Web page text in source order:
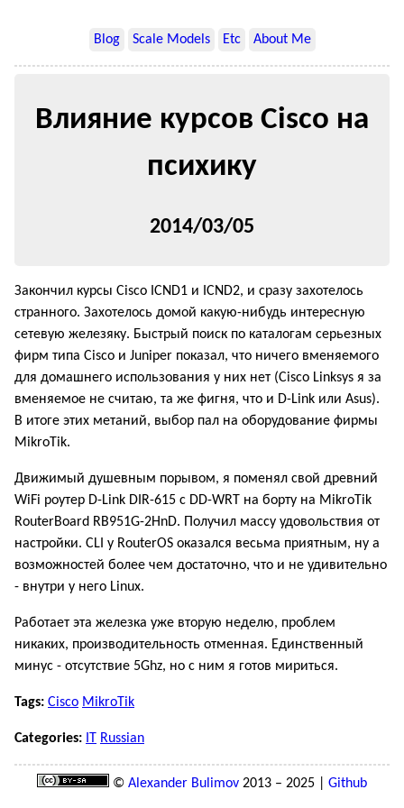
Blog Scale Models Etc About Me
Влияние курсов Cisco на
психику
2014/03/05
Закончил курсы Cisco ICND1 и ICND2, и сразу захотелось
странного. Захотелось домой какую-нибудь интересную
сетевую железяку. Быстрый поиск по каталогам серьезных
фирм типа Cisco и Juniper показал, что ничего вменяемого
для домашнего использования у них нет (Cisco Linksys я за
вменяемое не считаю, та же фигня, что и D-Link или Asus).
В итоге этих метаний, выбор пал на оборудование фирмы
MikroTik.
Движимый душевным порывом, я поменял свой древний
WiFi роутер D-Link DIR-615 c DD-WRT на борту на MikroTik
RouterBoard RB951G-2HnD. Получил массу удовольствия от
настройки. CLI у RouterOS оказался весьма приятным, ну а
возможностей более чем достаточно, что и не удивительно
- внутри у него Linux.
Работает эта железка уже вторую неделю, проблем
никаких, производительность отменная. Единственный
минус - отсутствие 5Ghz, но с ним я готов мириться.
Tags: Cisco MikroTik
Categories: IT Russian
© Alexander Bulimov 2013 – 2025 | Github